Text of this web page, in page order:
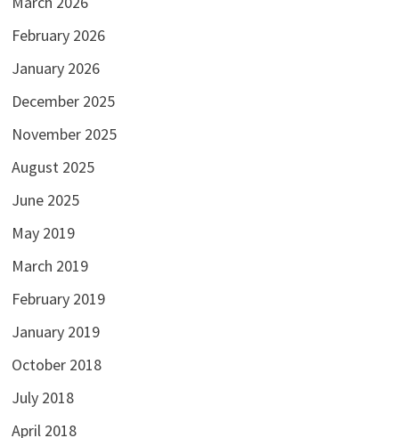
March 2026
February 2026
January 2026
December 2025
November 2025
August 2025
June 2025
May 2019
March 2019
February 2019
January 2019
October 2018
July 2018